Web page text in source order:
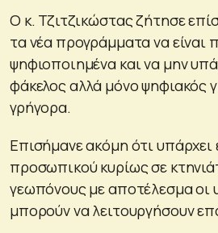
Ο κ. Τζιτζικώστας ζήτησε
τα νέα προγράμματα να είναι
ψηφιοποιημένα και να μην
φάκελος αλλά μόνο ψηφιακός
γρήγορα.
Επισήμανε ακόμη ότι υπάρχει
προσωπικού κυρίως σε
γεωπόνους με αποτέλεσμα οι
μπορούν να λειτουργήσουν